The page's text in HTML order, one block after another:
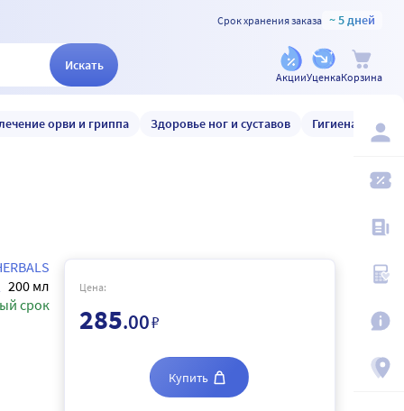
Срок хранения заказа ~ 5 дней
Искать
АкцииУценкаКорзина
орви и гриппа Здоровье ног и суставов Гигиена и уход
200 мл
срок
Цена:
285.00₽
Купить